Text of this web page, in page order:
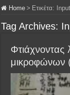
Home > Ετικέτα:
Tag Archives:
Φτιάχνοντας
μικροφώνων